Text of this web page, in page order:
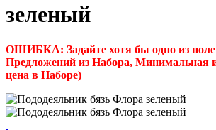
зеленый
ОШИБКА: Задайте хотя бы одно из
Предложений из Набора, Минимальная
цена в Наборе)